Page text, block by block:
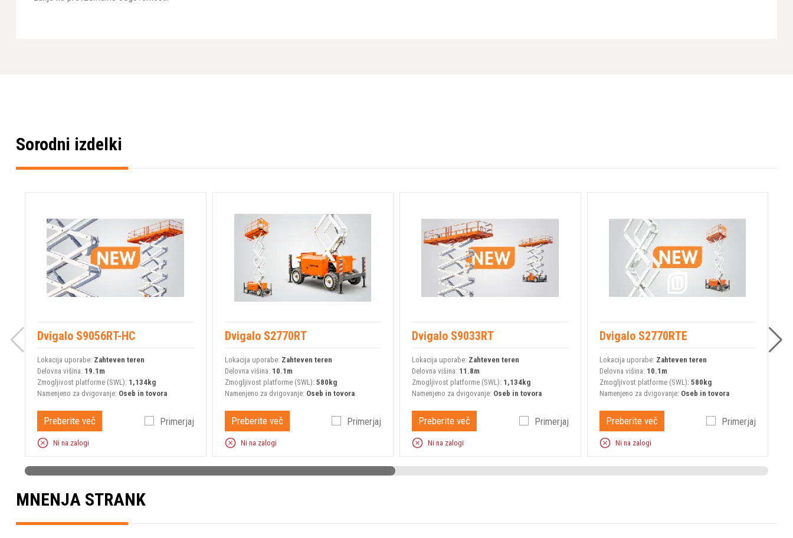
Sorodni izdelki
Dvigalo S9056RT-HC
Lokacija uporabe: Zahteven teren
Delovna višina: 19.1m
Zmogljivost platforme (SWL): 1,134kg
Namenjeno za dvigovanje: Oseb in tovora
Preberite več Primerjaj
Ni na zalogi
Dvigalo S2770RT
Lokacija uporabe: Zahteven teren
Delovna višina: 10.1m
Zmogljivost platforme (SWL): 580kg
Namenjeno za dvigovanje: Oseb in tovora
Preberite več Primerjaj
Ni na zalogi
Dvigalo S9033RT
Lokacija uporabe: Zahteven teren
Delovna višina: 11.8m
Zmogljivost platforme (SWL): 1,134kg
Namenjeno za dvigovanje: Oseb in tovora
Preberite več Primerjaj
Ni na zalogi
Dvigalo S2770RTE
Lokacija uporabe: Zahteven teren
Delovna višina: 10.1m
Zmogljivost platforme (SWL): 580kg
Namenjeno za dvigovanje: Oseb in tovora
Preberite več Primerjaj
Ni na zalogi
MNENJA STRANK